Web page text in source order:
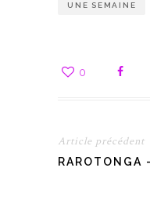
UNE SEMAINE
0
Article précédent
RAROTONGA